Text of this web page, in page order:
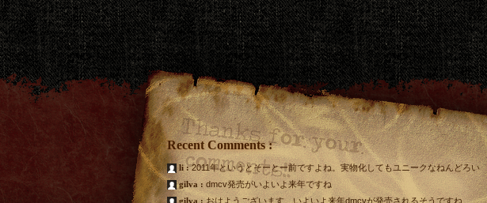
Recent Comments :
li :2011年というとそーとー前ですよね。実物化してもユニークなねんどろい...
gilva :dmcv発売がいよいよ来年ですね
gilva : おはようございます。いよいよ来年dmcvが発売されるそうですね。